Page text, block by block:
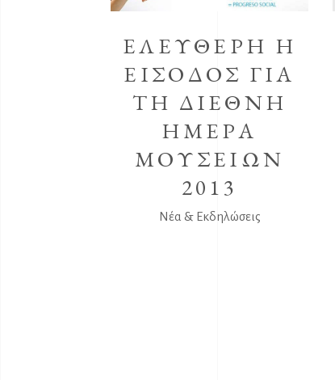
ΕΛΕΥΘΕΡΗ Η
ΕΙΣΟΔΟΣ ΓΙΑ
ΤΗ ΔΙΕΘΝΗ
ΗΜΕΡΑ
ΜΟΥΣΕΙΩΝ
2013
Νέα & Εκδηλώσεις